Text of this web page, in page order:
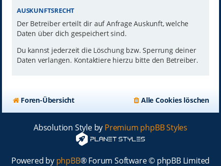
AUSKUNFTSRECHT
Der Betreiber erteilt dir auf Anfrage Auskunft, welche
Daten über dich gespeichert sind.
Du kannst jederzeit die Löschung bzw. Sperrung deiner
Daten verlangen. Kontaktiere hierzu bitte den Betreiber.
Foren-Übersicht Alle Cookies löschen
Absolution Style by Premium phpBB Styles
Powered by phpBB® Forum Software © phpBB Limited